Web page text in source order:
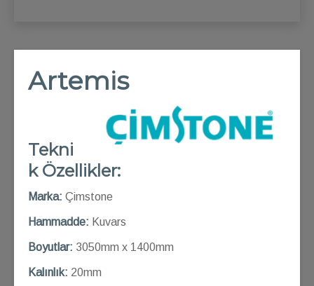
Artemis
Tekni
k Özellikler:
Marka: Çimstone
Hammadde: Kuvars
Boyutlar: 3050mm x 1400mm
Kalınlık: 20mm